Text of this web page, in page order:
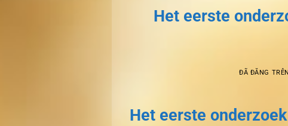
Het eerste
ĐÃ ĐĂNG
Het eerste